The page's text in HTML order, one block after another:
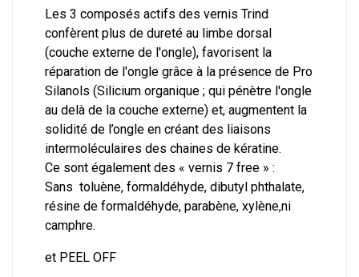
Les 3 composés actifs des vernis Trind
confèrent plus de dureté au limbe dorsal
(couche externe de l'ongle), favorisent la
réparation de l'ongle grâce à la présence de Pro
Silanols (Silicium organique ; qui pénètre l'ongle
au delà de la couche externe) et, augmentent la
solidité de l’ongle en créant des liaisons
intermoléculaires des chaines de kératine.
Ce sont également des « vernis 7 free » :
Sans toluène, formaldéhyde, dibutyl phthalate,
résine de formaldéhyde, parabène, xylène,ni
camphre.
et PEEL OFF